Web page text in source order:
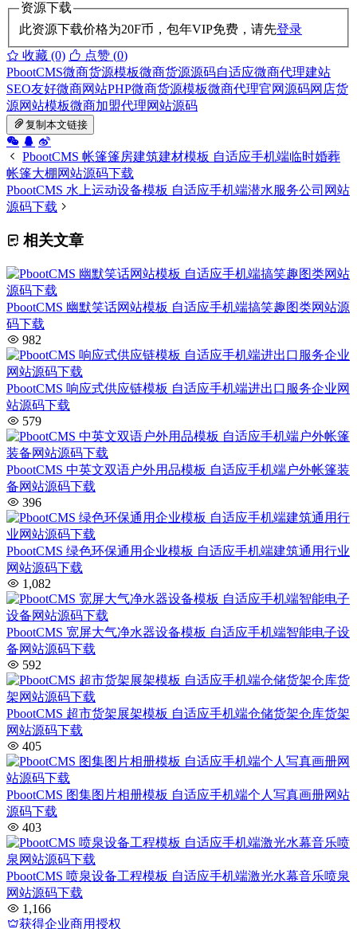
资源下载
此资源下载价格为20F币，包年VIP免费，请先登录
收藏 (0)
点赞 (0)
PbootCMS微商货源模板微商货源源码自适应微商代理建站
SEO友好微商网站PHP微商货源模板微商代理官网源码网店货
源网站模板微商加盟代理网站源码
复制本文链接
PbootCMS 帐篷篷房建筑建材模板 自适应手机端临时婚葬
帐篷大棚网站源码下载
PbootCMS 水上运动设备模板 自适应手机端潜水服务公司网站
源码下载
相关文章
PbootCMS 幽默笑话网站模板 自适应手机端搞笑趣图类网站源
码下载
982
PbootCMS 响应式供应链模板 自适应手机端进出口服务企业网
站源码下载
579
PbootCMS 中英文双语户外用品模板 自适应手机端户外帐篷装
备网站源码下载
396
PbootCMS 绿色环保通用企业模板 自适应手机端建筑通用行业
网站源码下载
1,082
PbootCMS 宽屏大气净水器设备模板 自适应手机端智能电子设
备网站源码下载
592
PbootCMS 超市货架展架模板 自适应手机端仓储货架仓库货架
网站源码下载
405
PbootCMS 图集图片相册模板 自适应手机端个人写真画册网站
源码下载
403
PbootCMS 喷泉设备工程模板 自适应手机端激光水幕音乐喷泉
网站源码下载
1,166
获得企业商用授权